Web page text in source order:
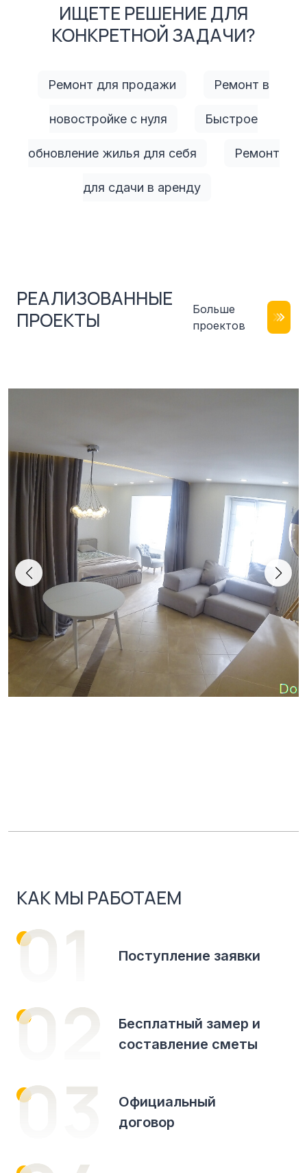
ИЩЕТЕ РЕШЕНИЕ ДЛЯ
КОНКРЕТНОЙ ЗАДАЧИ?
Ремонт для продажи Ремонт в
новостройке с нуля Быстрое
обновление жилья для себя Ремонт
для сдачи в аренду
РЕАЛИЗОВАННЫЕ
ПРОЕКТЫ
Больше
проектов
КАК МЫ РАБОТАЕМ
Поступление заявки
Бесплатный замер и
составление сметы
Официальный
договор